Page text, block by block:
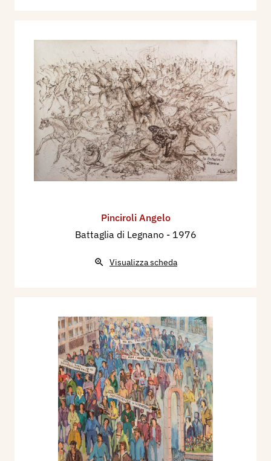
Pinciroli Angelo
Battaglia di Legnano - 1976
Visualizza scheda